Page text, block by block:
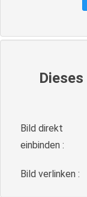
Bild direkt
einbinden :
Bild verlinken :